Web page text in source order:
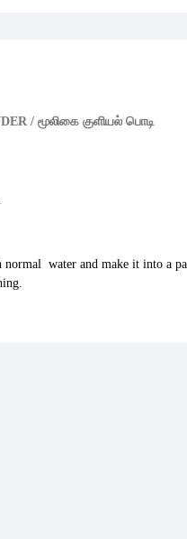
/ மூலிகை குளியல் பொடி
body as it
water and make it into a